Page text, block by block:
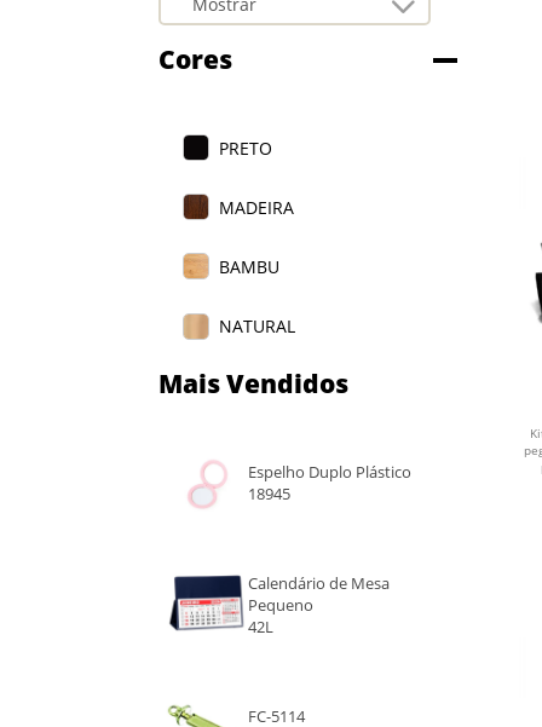
Cores
PRETO
MADEIRA
BAMBU
NATURAL
Mais Vendidos
Espelho Duplo Plástico
18945
Calendário de Mesa
Pequeno
42L
FC-5114